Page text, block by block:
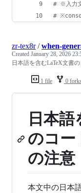
# ※入力文
#
1 file 0
zr-tex8r/when-
Created January 28, 2026
日本語を含むLaTeX文書
日本
のコー
の注意
本文中の日本